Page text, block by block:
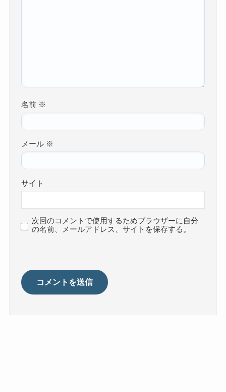
名前 ※
メール ※
サイト
次回のコメントで使用するためブラウザーに自分
の名前、メールアドレス、サイトを保存する。